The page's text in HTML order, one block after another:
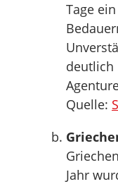
Tage
deutlich
Quelle:
Jahr